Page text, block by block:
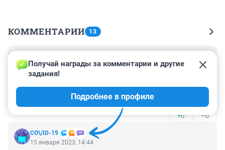
КОММЕНТАРИИ 13
16 января 2023, 10:48
Когда уже прокуратура ПОТРЕБУЕТ снести руины
кинотеатра Юбилейный с мусорной свалкой внутри,
которые больше десяти лет "украшают" центр
Красноармейского района?
+0 –0
СО\/ID-19
Получай награды за комментарии и другие
задания!
Подробнее в профиле
15 января 2023, 14:44